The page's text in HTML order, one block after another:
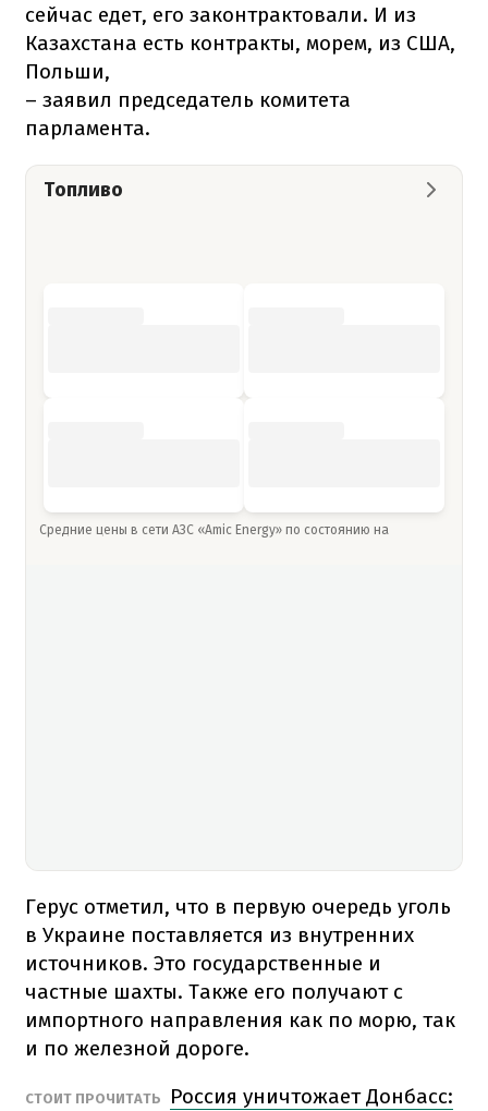
сейчас едет, его законтрактовали. И из
Казахстана есть контракты, морем, из США,
Польши,
– заявил председатель комитета
парламента.
Топливо
Средние цены в сети АЗС «Amic Energy» по состоянию на
Герус отметил, что в первую очередь уголь
в Украине поставляется из внутренних
источников. Это государственные и
частные шахты. Также его получают с
импортного направления как по морю, так
и по железной дороге.
СТОИТ ПРОЧИТАТЬ Россия уничтожает Донбасс: